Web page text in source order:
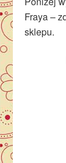
Fraya –
sklepu.